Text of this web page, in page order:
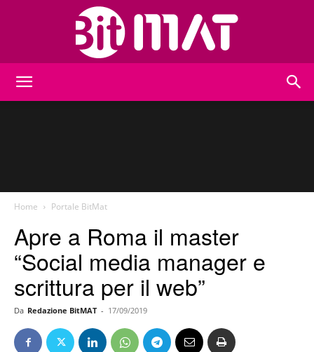
Home Portale BitMat
Apre a Roma il master
“Social media manager e
scrittura per il web”
Da Redazione BitMAT - 17/09/2019